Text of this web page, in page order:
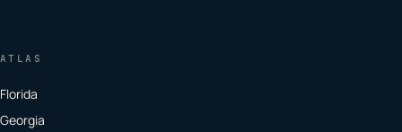
ATLAS
Florida
Georgia